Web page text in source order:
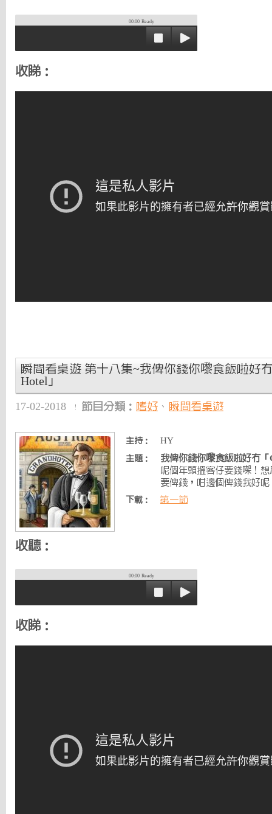
00:00 Ready
收睇：
瞬間看桌遊 第十八集~我俾你錢你嚟食飯啦好
Hotel」
17-02-2018 節目分類： 嗜好 、 瞬間看桌遊
主持： HY
主題：
我俾你錢你嚟食飯啦好冇
呢個年頭搵客仔要錢㗎！
要俾錢，咁邊個俾錢我好
下載： 第一節
收聽：
00:00 Ready
收睇：